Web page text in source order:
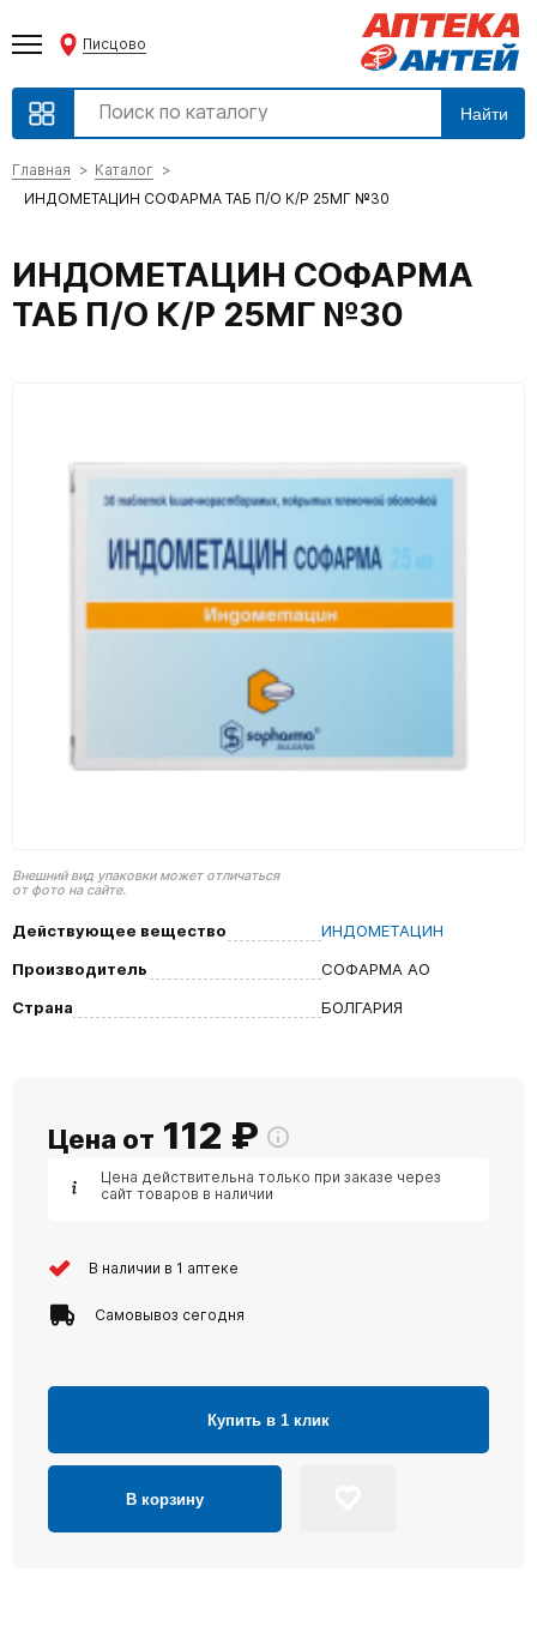
Писцово
Найти
Главная
Каталог
ИНДОМЕТАЦИН СОФАРМА ТАБ П/О К/Р 25МГ №30
ИНДОМЕТАЦИН СОФАРМА
ТАБ П/О К/Р 25МГ №30
Внешний вид упаковки может отличаться
от фото на сайте.
Действующее вещество
ИНДОМЕТАЦИН
Производитель
СОФАРМА АО
Страна
БОЛГАРИЯ
Цена от 112 ₽
Цена действительна только при заказе через
сайт товаров в наличии
В наличии в 1 аптеке
Самовывоз сегодня
Купить в 1 клик
В корзину